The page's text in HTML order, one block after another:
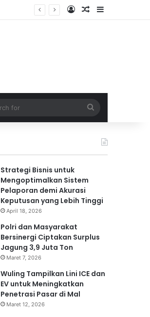
Log InRandom Article
Sidebar
for
Strategi Bisnis untuk
Mengoptimalkan Sistem
Pelaporan demi Akurasi
Keputusan yang Lebih Tinggi
April 18, 2026
Polri dan Masyarakat
Bersinergi Ciptakan Surplus
Jagung 3,9 Juta Ton
Maret 7, 2026
Wuling Tampilkan Lini ICE dan
EV untuk Meningkatkan
Penetrasi Pasar di Mal
Maret 12, 2026